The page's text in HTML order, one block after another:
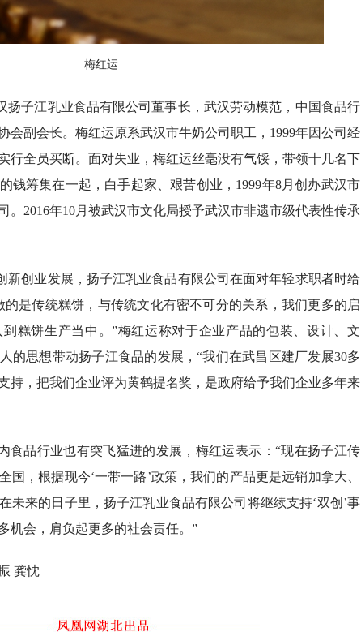
梅红运
扬子江乳业食品有限公司董事长，武汉劳动模范，中国食品行
会副会长。梅红运原系武汉市牛奶公司职工，1999年因公司经
行全员买断。面对失业，梅红运丝毫没有气馁，带领十几名下
钱筹集在一起，白手起家、艰苦创业，1999年8月创办武汉市
。2016年10月被武汉市文化局授予武汉市非遗市级代表性传承
新创业发展，扬子江乳业食品有限公司在面对年轻求职者时给
的是传统糕饼，与传统文化有密不可分的关系，我们更多的启
糕饼生产当中。”梅红运称对于企业产品的包装、设计、文
的思想带动扬子江食品的发展，“我们在武昌区建厂发展30多
持，把我们企业评为黄鹤提名奖，是政府给予我们企业多年来
食品行业也有突飞猛进的发展，梅红运表示：“现在扬子江传
国，根据现今‘一带一路’政策，我们的产品更是远销加拿大、
未来的日子里，扬子江乳业食品有限公司将继续支持‘双创’事
机会，肩负起更多的社会责任。”
龚忱